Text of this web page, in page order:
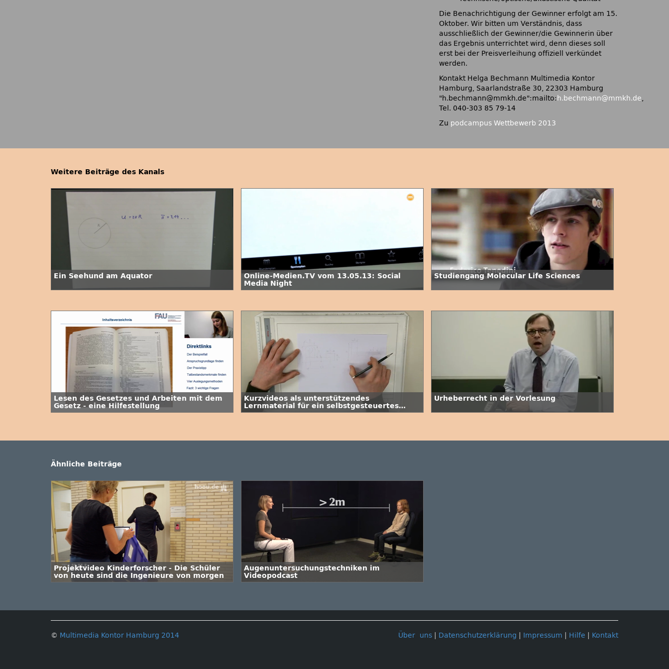
Die Benachrichtigung der Gewinner erfolgt am 15.
Oktober. Wir bitten um Verständnis, dass
ausschließlich der Gewinner/die Gewinnerin über
das Ergebnis unterrichtet wird, denn dieses soll
erst bei der Preisverleihung offiziell verkündet
werden.
Kontakt Helga Bechmann Multimedia Kontor
Hamburg, Saarlandstraße 30, 22303 Hamburg
h.bechmann@mmkh.de :mailto: h.bechmann@mmkh.de,
Tel. 040-303 85 79-14
Zu podcampus Wettbewerb 2013
Weitere Beiträge des Kanals
Ein Seehund am Äquator
Online-Medien.TV vom 13.05.13: Social
Media Night
Studiengang Molecular Life Sciences
Lesen des Gesetzes und Arbeiten mit dem
Gesetz - eine Hilfestellung
Kurzvideos als unterstützendes
Lernmaterial für ein selbstgesteuertes
Lernen im Fach Technisches Zeichnen an
Urheberrecht in der Vorlesung
Ähnliche Beiträge
Projektvideo Kinderforscher - Die Schüler
von heute sind die Ingenieure von morgen
Augenuntersuchungstechniken im
Videopodcast
Über uns Datenschutzerklärung Impressum Hilfe Kontakt
© Multimedia Kontor Hamburg 2014